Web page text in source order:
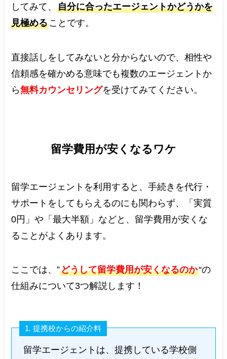
してみて、自分に合ったエージェントかどうかを
見極めることです。
直接話しをしてみないと分からないので、相性や
信頼感を確かめる意味でも複数のエージェントか
ら無料カウンセリングを受けてみてください。
留学費用が安くなるワケ
留学エージェントを利用すると、手続きを代行・
サポートをしてもらえるのにも関わらず、「実質
0円」や「最大半額」などと、留学費用が安くな
ることがよくあります。
ここでは、”どうして留学費用が安くなるのか“の
仕組みについて3つ解説します！
1. 提携校からの紹介料
留学エージェントは、提携している学校側